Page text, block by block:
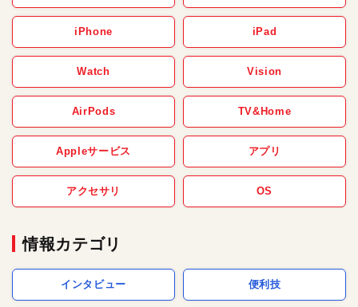
iPhone iPad
Watch Vision
AirPods TV&Home
Appleサービス アプリ
アクセサリ OS
情報カテゴリ
インタビュー 便利技